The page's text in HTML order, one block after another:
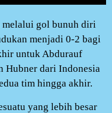
melalui gol bunuh diri
menjadi 0-2 bagi
untuk Abdurauf
Hubner dari Indonesia
tim hingga akhir.
yang lebih besar